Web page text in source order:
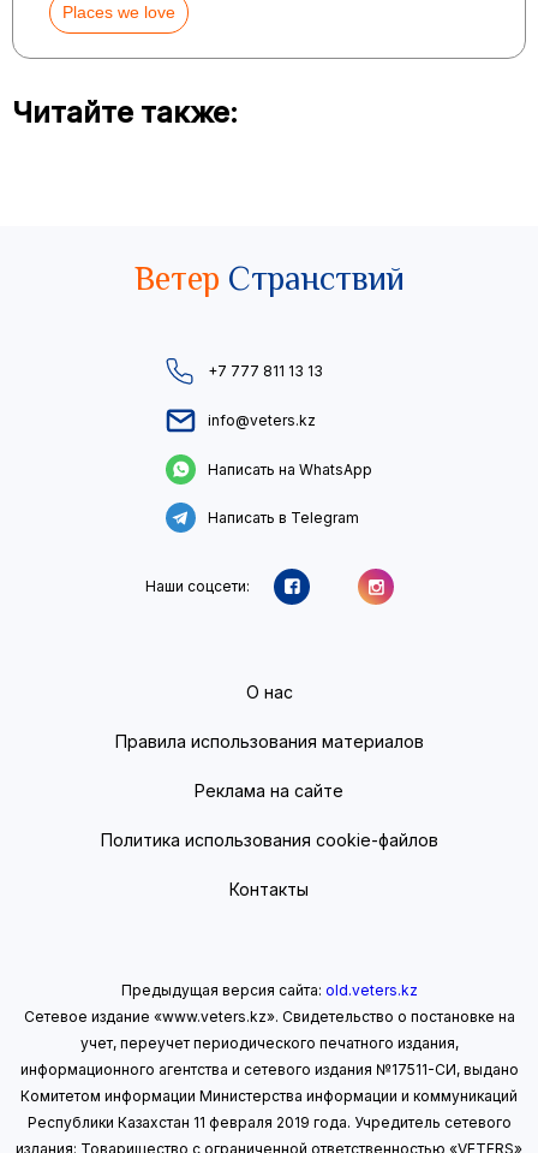
Places we love
Читайте также:
Ветер Странствий
+7 777 811 13 13
info@veters.kz
Написать на WhatsApp
Написать в Telegram
Наши соцсети:
О нас
Правила использования материалов
Реклама на сайте
Политика использования cookie-файлов
Контакты
Предыдущая версия сайта: old.veters.kz
Сетевое издание «www.veters.kz». Свидетельство о постановке на
учет, переучет периодического печатного издания,
информационного агентства и сетевого издания №17511-СИ, выдано
Комитетом информации Министерства информации и коммуникаций
Республики Казахстан 11 февраля 2019 года. Учредитель сетевого
издания: Товарищество с ограниченной ответственностью «VETERS»